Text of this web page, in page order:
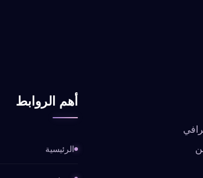
أهم الروابط
الرئيسية